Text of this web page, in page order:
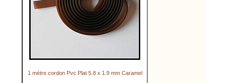
1 mètre cordon Pvc Plat 5.8 x 1.9 mm Caramel